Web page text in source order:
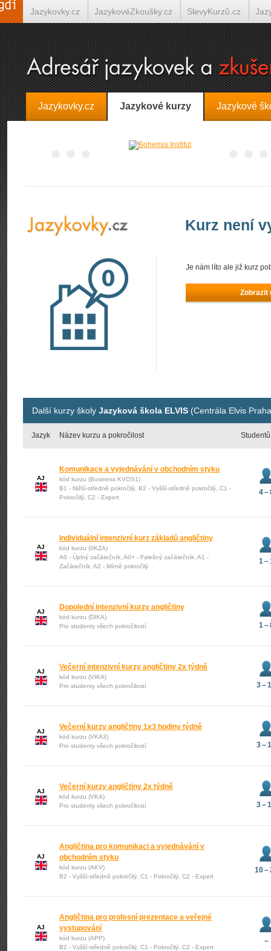
Jazykovky.cz Jazykové kurzy Jazykové
Kurz není
Je nám líto ale již kurz
Zobrazit
Další kurzy školy Jazyková škola ELVIS (Centrála Elvis
Jazyk Název kurzu a pokročilost Studentů
AJ
Komunikace a vyjednávání v obchodním styku
kód kurzu (Business KVOS1)
B1 - Nižší-středně pokročilý, B2 - Vyšší-středně pokročilý, C1 -
Pokročilý, C2 - Expert
4 –
AJ
Individuální intenzivní kurz základů angličtiny
kód kurzu (IIKZA)
A0 - Úplný začátečník, A0+ - Falešný začátečník, A1 -
Začátečník, A2 - Mírně pokročilý
1 –
AJ
Dopolední intenzivní kurzy angličtiny
kód kurzu (DIKA)
Pro studenty všech pokročilostí
1 –
AJ
Večerní intenzivní kurzy angličtiny 2x týdně
kód kurzu (VIKA)
Pro studenty všech pokročilostí
3 –
AJ
Večerní kurzy angličtiny 1x3 hodiny týdně
kód kurzu (VKA3)
Pro studenty všech pokročilostí
3 –
AJ
Večerní kurzy angličtiny 2x týdně
kód kurzu (VKA)
Pro studenty všech pokročilostí
3 –
AJ
Angličtina pro komunikaci a vyjednávání v
obchodním styku
kód kurzu (AKV)
B2 - Vyšší-středně pokročilý, C1 - Pokročilý, C2 - Expert
10 –
AJ
Angličtina pro profesní prezentace a veřejné
vystupování
kód kurzu (APP)
B2 - Vyšší-středně pokročilý, C1 - Pokročilý, C2 - Expert
–
Jazykovky.cz JazykovéZkoušky.cz SlevyKurzů.cz
Španělština on-line Italština on-line Tlumočení-